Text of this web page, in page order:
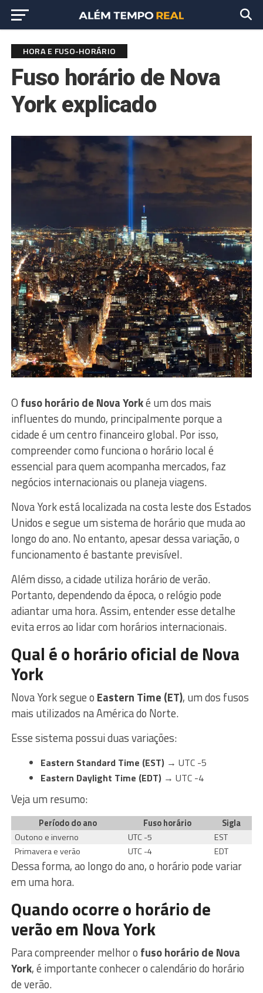
HORA E FUSO-HORÁRIO
Fuso horário de Nova
York explicado
O fuso horário de Nova Yorké um dos mais
influentes do mundo, principalmente porque a
cidade é um centro financeiro global. Por isso,
compreender como funciona o horário local é
essencial para quem acompanha mercados, faz
negócios internacionais ou planeja viagens.
Nova York está localizada na costa leste dos Estados
Unidos e segue um sistema de horário que muda ao
longo do ano. No entanto, apesar dessa variação, o
funcionamento é bastante previsível.
Além disso, a cidade utiliza horário de verão.
Portanto, dependendo da época, o relógio pode
adiantar uma hora. Assim, entender esse detalhe
evita erros ao lidar com horários internacionais.
Qual é o horário oficial de Nova
York
Nova York segue o Eastern Time (ET), um dos fusos
mais utilizados na América do Norte.
Esse sistema possui duas variações:
Eastern Standard Time (EST)→ UTC -5
Eastern Daylight Time (EDT)→ UTC -4
Veja um resumo:
Período do ano Fuso horário
Sigla
Outono e inverno
UTC -5
EST
Primavera e verão
UTC -4 EDT
Dessa forma, ao longo do ano, o horário pode variar
em uma hora.
Quando ocorre o horário de
verão em Nova York
Para compreender melhor o fuso horário de Nova
York, é importante conhecer o calendário do horário
de verão.